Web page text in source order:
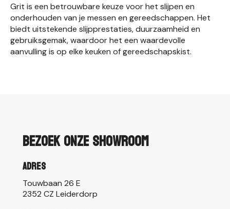
Grit is een betrouwbare keuze voor het slijpen en
onderhouden van je messen en gereedschappen. Het
biedt uitstekende slijpprestaties, duurzaamheid en
gebruiksgemak, waardoor het een waardevolle
aanvulling is op elke keuken of gereedschapskist.
Bezoek onze showroom
Adres
Touwbaan 26 E
2352 CZ Leiderdorp